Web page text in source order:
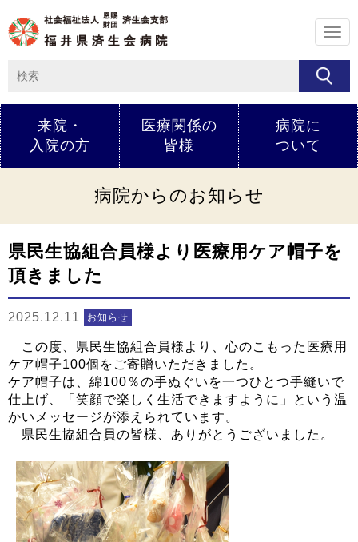
メ
ニ
ュ
来院・
入院の方
医療関係の
皆様
病院に
ついて
病院からのお知らせ
県民生協組合員様より医療用ケア帽子を
頂きました
2025.12.11 お知らせ
この度、県民生協組合員様より、心のこもった医療用
ケア帽子100個をご寄贈いただきました。
ケア帽子は、綿100％の手ぬぐいを一つひとつ手縫いで
仕上げ、「笑顔で楽しく生活できますように」という温
かいメッセージが添えられています。
県民生協組合員の皆様、ありがとうございました。